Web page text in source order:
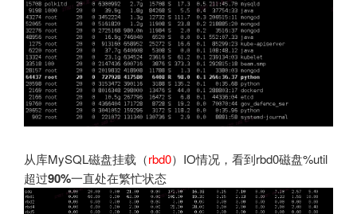
从库MySQL磁盘挂载（rbd0）IO情况，看到rbd0磁盘%util
超过90%一直处在繁忙状态